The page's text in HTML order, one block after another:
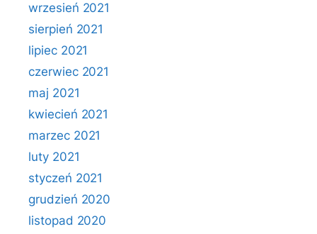
wrzesień 2021
sierpień 2021
lipiec 2021
czerwiec 2021
maj 2021
kwiecień 2021
marzec 2021
luty 2021
styczeń 2021
grudzień 2020
listopad 2020